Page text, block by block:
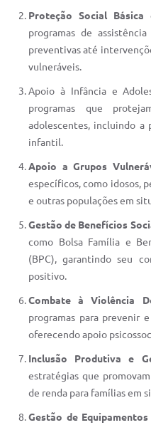
Proteção Social Básica
programas de
preventivas até
vulneráveis.
Apoio à Infância e
programas que
adolescentes, incluindo a
infantil.
Apoio a Grupos
específicos, como idosos,
e outras populações em
Gestão de Benefícios
como Bolsa Família e
(BPC), garantindo seu
positivo.
Combate à Violência
programas para prevenir
oferecendo apoio
Inclusão Produtiva e
estratégias que
de renda para famílias em
Gestão de Equipamentos